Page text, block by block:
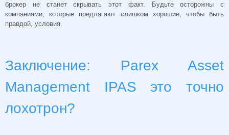
брокер не станет скрывать этот факт. Будьте осторожны с
компаниями, которые предлагают слишком хорошие, чтобы быть
правдой, условия.
Заключение: Parex Asset
Management IPAS это точно
лохотрон?